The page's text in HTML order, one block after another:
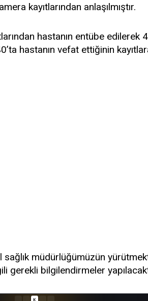
kayıtlarından anlaşılmıştır.
hastanın entübe
hastanın vefat ettiğinin
sağlık müdürlüğümüzün
gerekli bilgilendirmeler